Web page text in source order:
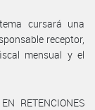
cursará una
receptor,
mensual y el
RETENCIONES